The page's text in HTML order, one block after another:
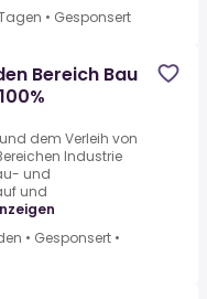
• Gesponsert
Bereich Bau
dem Verleih von
Industrie
und
und
• Gesponsert •